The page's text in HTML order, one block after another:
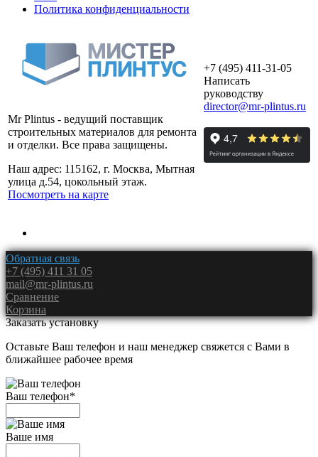
Политика конфиденциальности
Mr Plintus - ведущий поставщик
строительных материалов для ремонта
и отделки. Все права защищены.
Наш адрес: 115162, г. Москва, Мытная
улица д.54, цокольный этаж.
Посмотреть на карте
+7 (495) 411-31-05
Написать
руководству
director@mr-plintus.ru
Обратная связь
+7 (495) 411 31 05
mail@mr-plintus.ru
Сравнение
Корзина
Заказать установку
Оставьте Ваш телефон и наш менеджер свяжется с Вами в
ближайшее рабочее время
Ваш телефон*
Ваше имя